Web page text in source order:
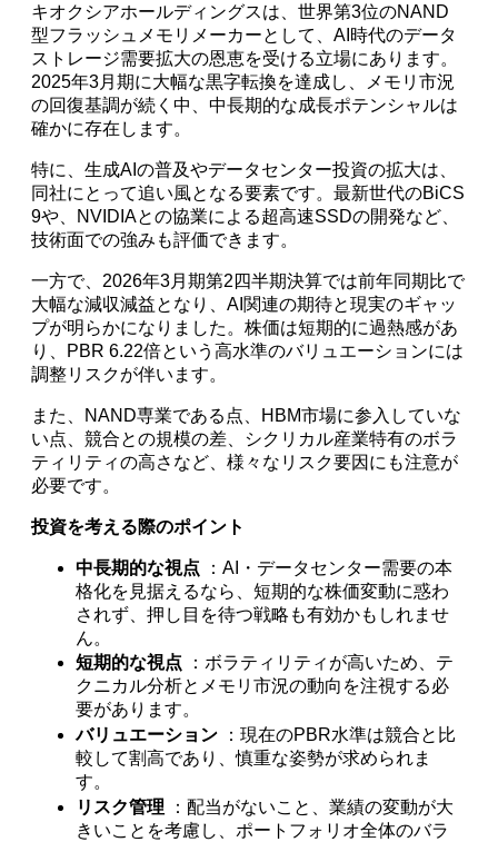
キオクシアホールディングスは、世界第3位のNAND
型フラッシュメモリメーカーとして、AI時代のデータ
ストレージ需要拡大の恩恵を受ける立場にあります。
2025年3月期に大幅な黒字転換を達成し、メモリ市況
の回復基調が続く中、中長期的な成長ポテンシャルは
確かに存在します。
特に、生成AIの普及やデータセンター投資の拡大は、
同社にとって追い風となる要素です。最新世代のBiCS
9や、NVIDIAとの協業による超高速SSDの開発など、
技術面での強みも評価できます。
一方で、2026年3月期第2四半期決算では前年同期比で
大幅な減収減益となり、AI関連の期待と現実のギャッ
プが明らかになりました。株価は短期的に過熱感があ
り、PBR 6.22倍という高水準のバリュエーションには
調整リスクが伴います。
また、NAND専業である点、HBM市場に参入していな
い点、競合との規模の差、シクリカル産業特有のボラ
ティリティの高さなど、様々なリスク要因にも注意が
必要です。
投資を考える際のポイント
中長期的な視点 ：AI・データセンター需要の本
格化を見据えるなら、短期的な株価変動に惑わ
されず、押し目を待つ戦略も有効かもしれませ
ん。
短期的な視点 ：ボラティリティが高いため、テ
クニカル分析とメモリ市況の動向を注視する必
要があります。
バリュエーション ：現在のPBR水準は競合と比
較して割高であり、慎重な姿勢が求められま
す。
リスク管理 ：配当がないこと、業績の変動が大
きいことを考慮し、ポートフォリオ全体のバラ